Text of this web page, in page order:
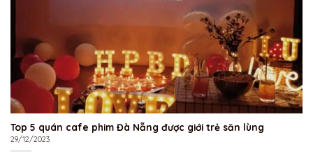
Top 5 quán cafe phim Đà Nẵng được giới trẻ săn lùng
29/12/2023